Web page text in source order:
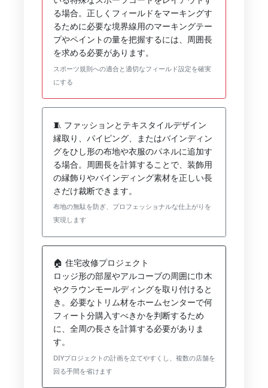
る場合。正しくフィールドをマーキングす
るために必要な境界線用のマーキングテー
プやペイントの量を把握するには、周囲長
を求める必要があります。
スポーツ規則への適合と適切なフィールド設定を確実
にする
🧵 ファッションとテキスタイルデザイン
縁取り、パイピング、またはバインディン
グをひし形の布地や衣服のパネルに追加す
る場合。周囲長を計算することで、装飾用
の縁飾りやバインディング素材を正しい長
さだけ裁断できます。
布地の無駄を防ぎ、プロフェッショナルな仕上がりを
実現します
🏠 住宅改修プロジェクト
ロッジ形の部屋やアルコーブの周囲に巾木
やクラウンモールディングを取り付けると
き。必要なトリム材をホームセンターで何
フィート分購入すべきかを判断するため
に、全周の長さを計算する必要がありま
す。
DIYプロジェクトの計画を立てやすくし、複数の店舗を
回る手間を省けます